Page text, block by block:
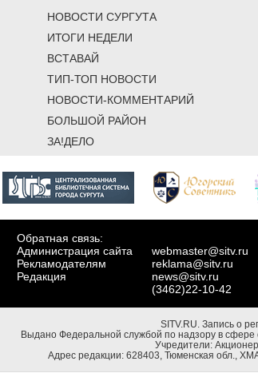
НОВОСТИ СУРГУТА
ИТОГИ НЕДЕЛИ
ВСТАВАЙ
ТИП-ТОП НОВОСТИ
НОВОСТИ-КОММЕНТАРИЙ
БОЛЬШОЙ РАЙОН
ЗА!ДЕЛО
Обратная связь:
Администрация сайта
Рекламодателям
Редакция
webmaster@sitv.ru
reklama@sitv.ru
news@sitv.ru
(3462)22-10-42
SITV.RU. Запись о
Выдано Федеральной службой по надзору в
Учредители:
Адрес редакции: 628403, Тюменская обл.,